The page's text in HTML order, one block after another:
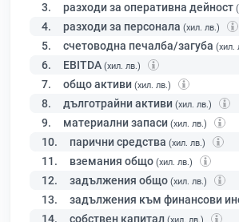
3. разходи за оперативна дейност
4. разходи за персонала (хил. лв.)
5. счетоводна печалба/загуба (хил.
6. EBITDA (хил. лв.)
7. общо активи (хил. лв.)
8. дълготрайни активи (хил. лв.)
9. материални запаси (хил. лв.)
10. парични средства (хил. лв.)
11. вземания общо (хил. лв.)
12. задължения общо (хил. лв.)
13. задължения към финансови
14. собствен капитал